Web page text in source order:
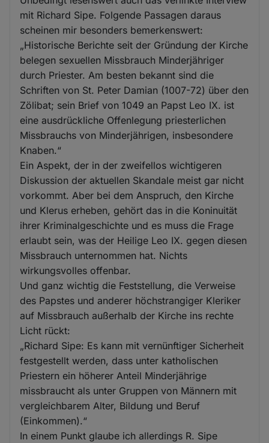
mit Richard Sipe. Folgende Passagen daraus
scheinen mir besonders bemerkenswert:
„Historische Berichte seit der Gründung der Kirche
belegen sexuellen Missbrauch Minderjähriger
durch Priester. Am besten bekannt sind die
Schriften von St. Peter Damian (1007-72) über den
Zölibat; sein Brief von 1049 an Papst Leo IX. ist
eine ausdrückliche Offenlegung priesterlichen
Missbrauchs von Minderjährigen, insbesondere
Knaben.“
Ein Aspekt, der in der zweifellos wichtigeren
Diskussion der aktuellen Skandale meist gar nicht
vorkommt. Aber bei dem Anspruch, den Kirche
und Klerus erheben, gehört das in die Koninuität
ihrer Kriminalgeschichte und es muss die Frage
erlaubt sein, was der Heilige Leo IX. gegen diesen
Missbrauch unternommen hat. Nichts
wirkungsvolles offenbar.
Und ganz wichtig die Feststellung, die Verweise
des Papstes und anderer höchstrangiger Kleriker
auf Missbrauch außerhalb der Kirche ins rechte
Licht rückt:
„Richard Sipe: Es kann mit vernünftiger Sicherheit
festgestellt werden, dass unter katholischen
Priestern ein höherer Anteil Minderjährige
missbraucht als unter Gruppen von Männern mit
vergleichbarem Alter, Bildung und Beruf
(Einkommen).“
In einem Punkt glaube ich allerdings R. Sipe